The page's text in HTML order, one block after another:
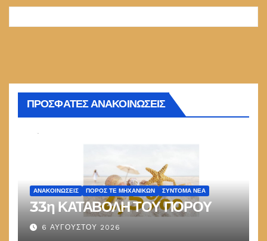
ΠΡΟΣΦΑΤΕΣ ΑΝΑΚΟΙΝΩΣΕΙΣ
ΑΝΑΚΟΙΝΏΣΕΙΣ ΠΌΡΟΣ ΤΕ ΜΗΧΑΝΙΚΏΝ ΣΎΝΤΟΜΑ ΝΈΑ
33η ΚΑΤΑΒΟΛΗ ΤΟΥ ΠΟΡΟΥ
6 ΑΥΓΟΎΣΤΟΥ 2026